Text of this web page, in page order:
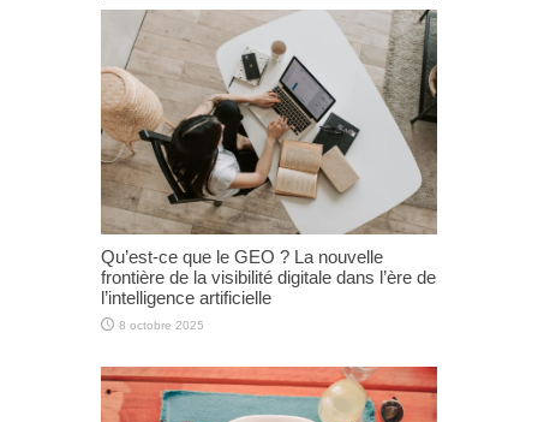
Qu’est-ce que le GEO ? La nouvelle
frontière de la visibilité digitale dans l’ère de
l’intelligence artificielle
8 octobre 2025